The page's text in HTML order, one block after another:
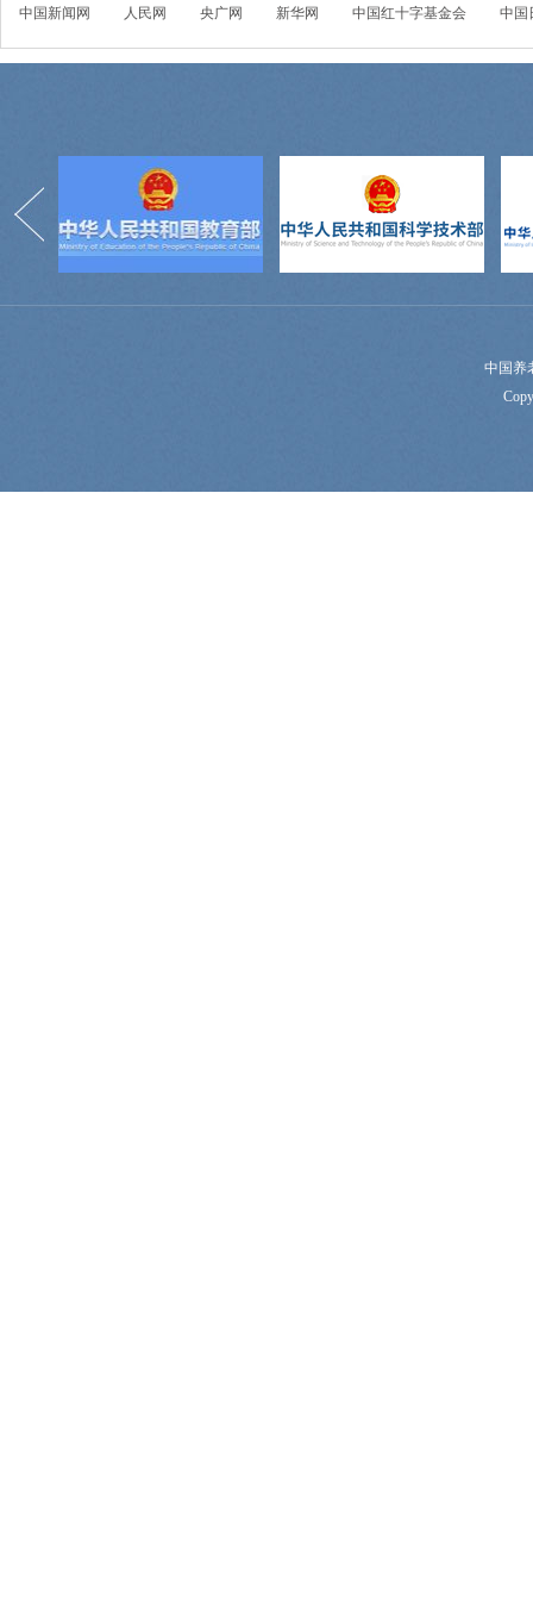
中国新闻网 人民网 央广网 新华网 中国红十字基金会 中国
中国养